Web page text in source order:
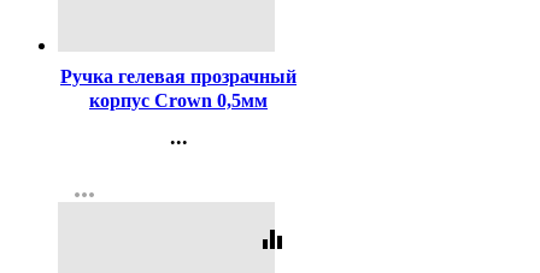
Ручка гелевая прозрачный
корпус Crown 0,5мм
...
Регистрация
more_horiz
equalizer